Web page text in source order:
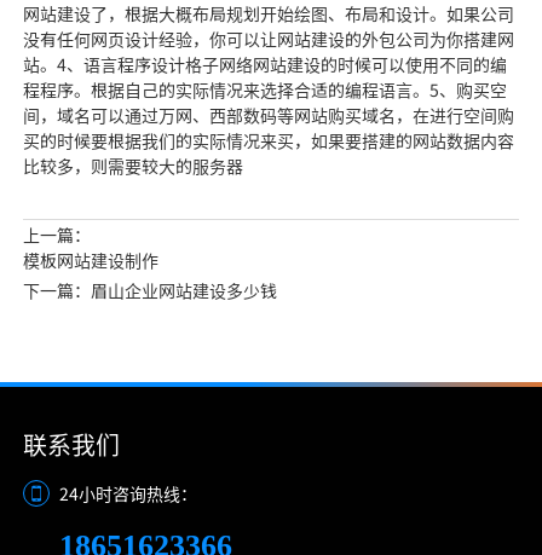
网站建设了，根据大概布局规划开始绘图、布局和设计。如果公司
没有任何网页设计经验，你可以让网站建设的外包公司为你搭建网
站。4、语言程序设计格子网络网站建设的时候可以使用不同的编
程程序。根据自己的实际情况来选择合适的编程语言。5、购买空
间，域名可以通过万网、西部数码等网站购买域名，在进行空间购
买的时候要根据我们的实际情况来买，如果要搭建的网站数据内容
比较多，则需要较大的服务器
上一篇：
模板网站建设制作
下一篇：眉山企业网站建设多少钱
联系我们
24小时咨询热线：
18651623366